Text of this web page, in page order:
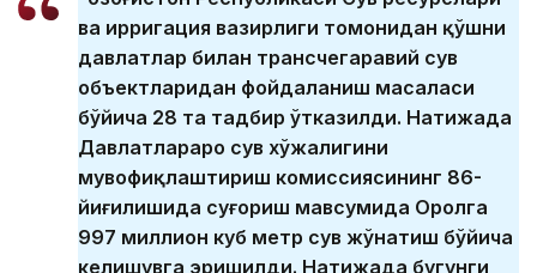
ва ирригация вазирлиги томонидан қўшни
давлатлар билан трансчегаравий сув
объектларидан фойдаланиш масаласи
бўйича 28 та тадбир ўтказилди. Натижада
Давлатлараро сув хўжалигини
мувофиқлаштириш комиссиясининг 86-
йиғилишида суғориш мавсумида Оролга
997 миллион куб метр сув жўнатиш бўйича
келишувга эришилди. Натижада бугунги